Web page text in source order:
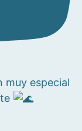
muy especial